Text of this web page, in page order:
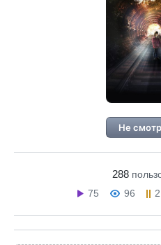
Не
288
75
96